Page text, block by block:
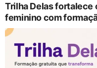
Trilha Delas fortalece
feminino com